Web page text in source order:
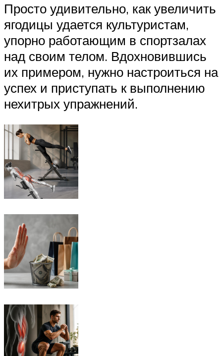
Просто удивительно, как увеличить
ягодицы удается культуристам,
упорно работающим в спортзалах
над своим телом. Вдохновившись
их примером, нужно настроиться на
успех и приступать к выполнению
нехитрых упражнений.